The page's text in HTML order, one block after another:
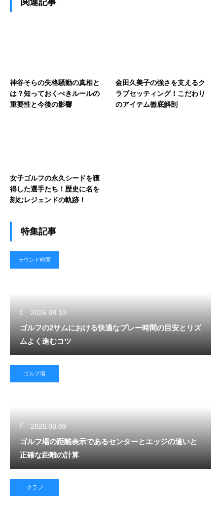
神谷そらの失格騒動の真相と
は？知っておくべきルールの
重要性と今後の影響
金田久美子の強さを支えるク
ラブセッティング！こだわり
のアイテム徹底解剖
女子ゴルフの永久シードを獲
得した選手たち！歴史に名を
刻むレジェンドの軌跡！
特集記事
ラウンド時間
2026.08.10
ゴルフの2サムにおける快適なプレー時間の目安とリズ
ムよく進むコツ
ゴルフ場
2026.08.09
ゴルフ場の距離表示であるセンターとエッジの違いと
正確な距離の計算
クラブ